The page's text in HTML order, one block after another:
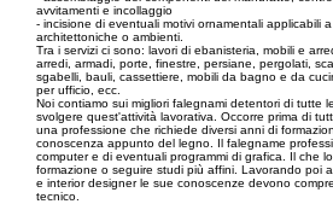
avvitamenti e incollaggio
- incisione di eventuali motivi ornamentali applicabili
architettoniche o ambienti.
Tra i servizi ci sono: lavori di ebanisteria, mobili e
arredi, armadi, porte, finestre, persiane, pergolati,
sgabelli, bauli, cassettiere, mobili da bagno e da
per ufficio, ecc.
Noi contiamo sui migliori falegnami detentori di tutte
svolgere quest'attività lavorativa. Occorre prima di
una professione che richiede diversi anni di
conoscenza appunto del legno. Il falegname
computer e di eventuali programmi di grafica. Il che
formazione o seguire studi più affini. Lavorando poi
e interior designer le sue conoscenze devono
tecnico.